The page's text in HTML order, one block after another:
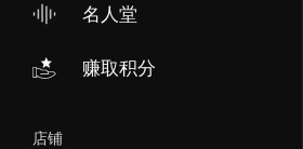
名人堂
赚取积分
店铺